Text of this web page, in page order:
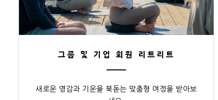
그룹 및 기업 회원 리트리트
새로운 영감과 기운을 북돋는 맞춤형 여정을 받아보